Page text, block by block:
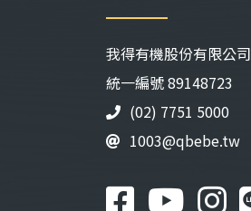
我得有機股份有限公司
統⼀編號 89148723
(02) 7751 5000
1003@qbebe.tw